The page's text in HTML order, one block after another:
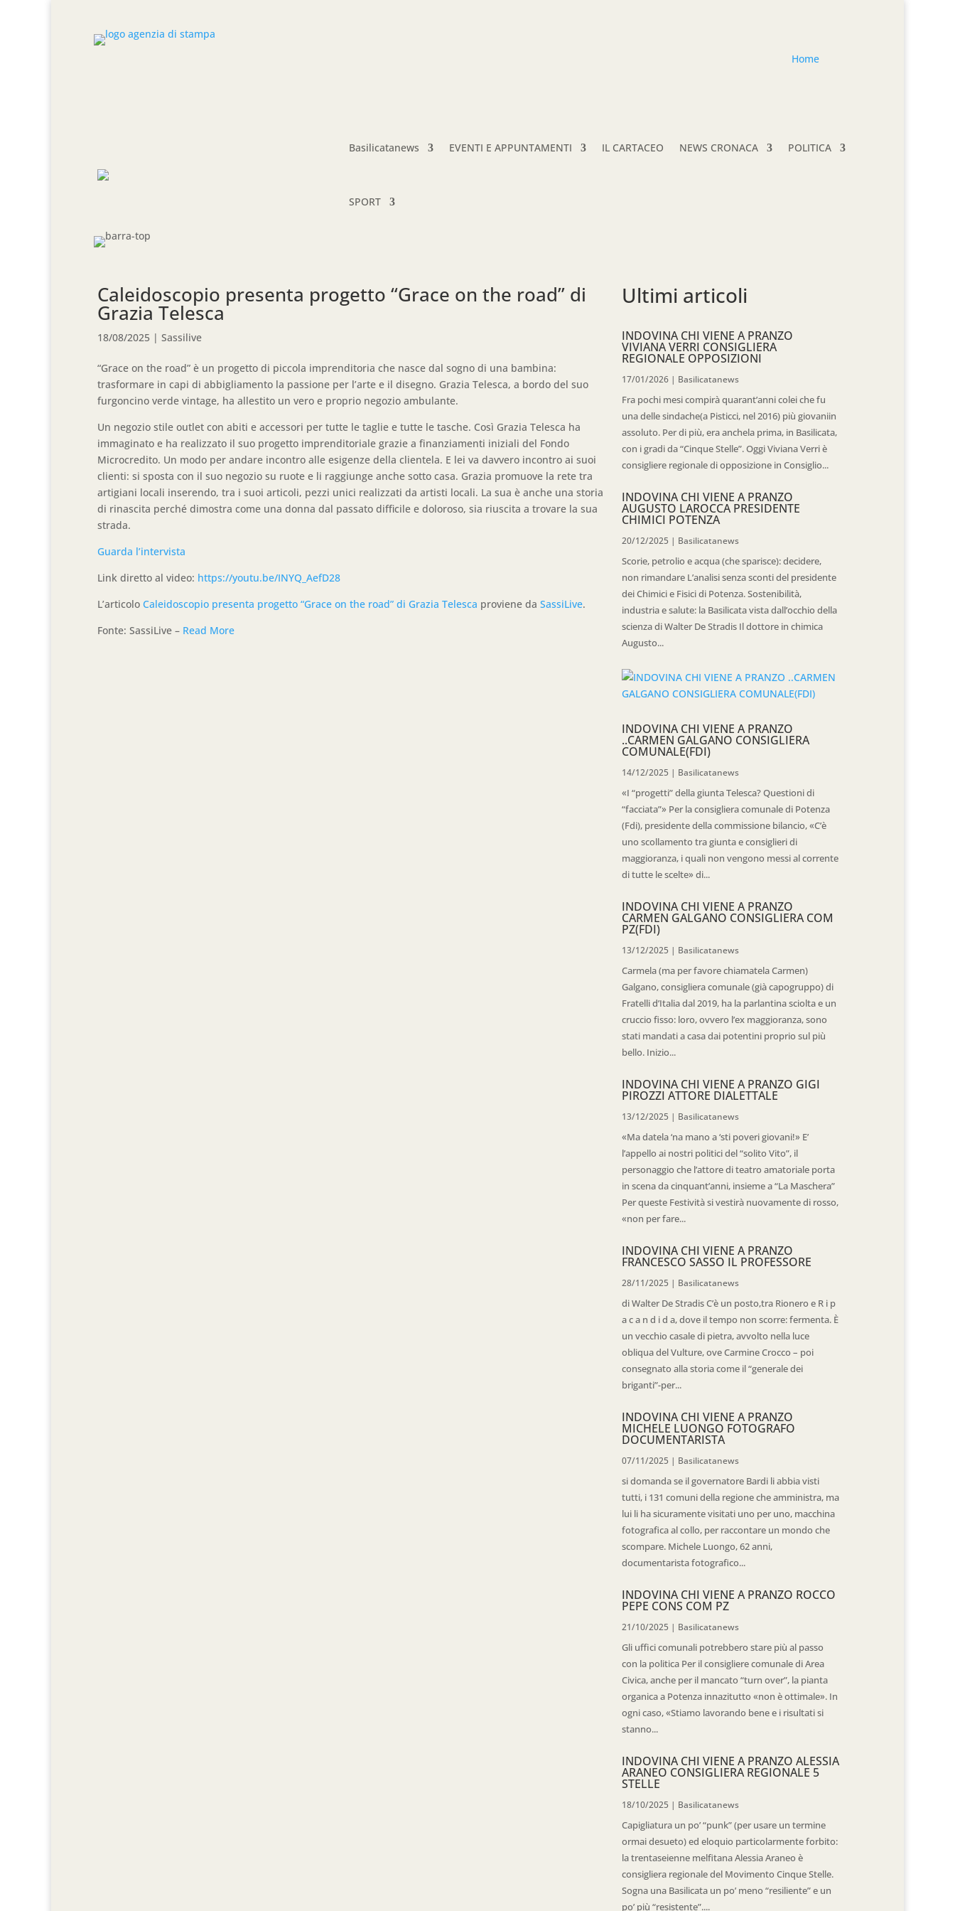
Home
Basilicatanews EVENTI E APPUNTAMENTI IL CARTACEO NEWS CRONACA POLITICA
SPORT
Caleidoscopio presenta progetto “Grace on the road” di
Grazia Telesca
18/08/2025 | Sassilive
“Grace on the road” è un progetto di piccola imprenditoria che nasce dal sogno di una bambina:
trasformare in capi di abbigliamento la passione per l’arte e il disegno. Grazia Telesca, a bordo del suo
furgoncino verde vintage, ha allestito un vero e proprio negozio ambulante.
Un negozio stile outlet con abiti e accessori per tutte le taglie e tutte le tasche. Così Grazia Telesca ha
immaginato e ha realizzato il suo progetto imprenditoriale grazie a finanziamenti iniziali del Fondo
Microcredito. Un modo per andare incontro alle esigenze della clientela. E lei va davvero incontro ai suoi
clienti: si sposta con il suo negozio su ruote e li raggiunge anche sotto casa. Grazia promuove la rete tra
artigiani locali inserendo, tra i suoi articoli, pezzi unici realizzati da artisti locali. La sua è anche una storia
di rinascita perché dimostra come una donna dal passato difficile e doloroso, sia riuscita a trovare la sua
strada.
Guarda l’intervista
Link diretto al video: https://youtu.be/INYQ_AefD28
L’articolo Caleidoscopio presenta progetto “Grace on the road” di Grazia Telesca proviene da SassiLive.
Fonte: SassiLive – Read More
Ultimi articoli
INDOVINA CHI VIENE A PRANZO
VIVIANA VERRI CONSIGLIERA
REGIONALE OPPOSIZIONI
17/01/2026 | Basilicatanews
Fra pochi mesi compirà quarant’anni colei che fu
una delle sindache(a Pisticci, nel 2016) più giovaniin
assoluto. Per di più, era anchela prima, in Basilicata,
con i gradi da “Cinque Stelle”. Oggi Viviana Verri è
consigliere regionale di opposizione in Consiglio...
INDOVINA CHI VIENE A PRANZO
AUGUSTO LAROCCA PRESIDENTE
CHIMICI POTENZA
20/12/2025 | Basilicatanews
Scorie, petrolio e acqua (che sparisce): decidere,
non rimandare L’analisi senza sconti del presidente
dei Chimici e Fisici di Potenza. Sostenibilità,
industria e salute: la Basilicata vista dall’occhio della
scienza di Walter De Stradis Il dottore in chimica
Augusto...
INDOVINA CHI VIENE A PRANZO
..CARMEN GALGANO CONSIGLIERA
COMUNALE(FDI)
14/12/2025 | Basilicatanews
«I “progetti” della giunta Telesca? Questioni di
“facciata”» Per la consigliera comunale di Potenza
(Fdi), presidente della commissione bilancio, «C’è
uno scollamento tra giunta e consiglieri di
maggioranza, i quali non vengono messi al corrente
di tutte le scelte» di...
INDOVINA CHI VIENE A PRANZO
CARMEN GALGANO CONSIGLIERA COM
PZ(FDI)
13/12/2025 | Basilicatanews
Carmela (ma per favore chiamatela Carmen)
Galgano, consigliera comunale (già capogruppo) di
Fratelli d’Italia dal 2019, ha la parlantina sciolta e un
cruccio fisso: loro, ovvero l’ex maggioranza, sono
stati mandati a casa dai potentini proprio sul più
bello. Inizio...
INDOVINA CHI VIENE A PRANZO GIGI
PIROZZI ATTORE DIALETTALE
13/12/2025 | Basilicatanews
«Ma datela ‘na mano a ‘sti poveri giovani!» E’
l’appello ai nostri politici del “solito Vito”, il
personaggio che l’attore di teatro amatoriale porta
in scena da cinquant’anni, insieme a “La Maschera”
Per queste Festività si vestirà nuovamente di rosso,
«non per fare...
INDOVINA CHI VIENE A PRANZO
FRANCESCO SASSO IL PROFESSORE
28/11/2025 | Basilicatanews
di Walter De Stradis C’è un posto,tra Rionero e R i p
a c a n d i d a, dove il tempo non scorre: fermenta. È
un vecchio casale di pietra, avvolto nella luce
obliqua del Vulture, ove Carmine Crocco – poi
consegnato alla storia come il “generale dei
briganti”-per...
INDOVINA CHI VIENE A PRANZO
MICHELE LUONGO FOTOGRAFO
DOCUMENTARISTA
07/11/2025 | Basilicatanews
si domanda se il governatore Bardi li abbia visti
tutti, i 131 comuni della regione che amministra, ma
lui li ha sicuramente visitati uno per uno, macchina
fotografica al collo, per raccontare un mondo che
scompare. Michele Luongo, 62 anni,
documentarista fotografico...
INDOVINA CHI VIENE A PRANZO ROCCO
PEPE CONS COM PZ
21/10/2025 | Basilicatanews
Gli uffici comunali potrebbero stare più al passo
con la politica Per il consigliere comunale di Area
Civica, anche per il mancato “turn over”, la pianta
organica a Potenza innazitutto «non è ottimale». In
ogni caso, «Stiamo lavorando bene e i risultati si
stanno...
INDOVINA CHI VIENE A PRANZO ALESSIA
ARANEO CONSIGLIERA REGIONALE 5
STELLE
18/10/2025 | Basilicatanews
Capigliatura un po’ “punk” (per usare un termine
ormai desueto) ed eloquio particolarmente forbito:
la trentaseienne melfitana Alessia Araneo è
consigliera regionale del Movimento Cinque Stelle.
Sogna una Basilicata un po’ meno “resiliente” e un
po’ più “resistente”....